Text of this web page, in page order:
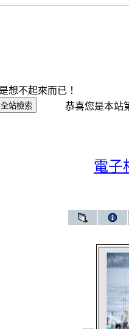
想不起來而已！
恭喜您是本站
電子